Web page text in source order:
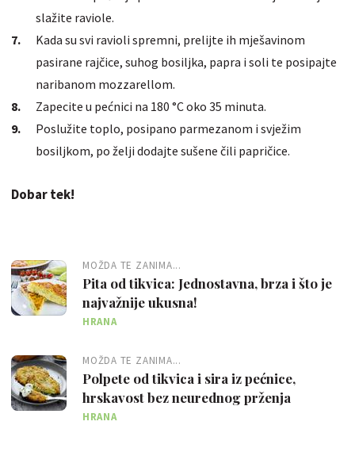
slažite raviole.
Kada su svi ravioli spremni, prelijte ih mješavinom
pasirane rajčice, suhog bosiljka, papra i soli te posipajte
naribanom mozzarellom.
Zapecite u pećnici na 180 °C oko 35 minuta.
Poslužite toplo, posipano parmezanom i svježim
bosiljkom, po želji dodajte sušene čili papričice.
Dobar tek!
MOŽDA TE ZANIMA...
Pita od tikvica: Jednostavna, brza i što je
najvažnije ukusna!
HRANA
MOŽDA TE ZANIMA...
Polpete od tikvica i sira iz pećnice,
hrskavost bez neurednog prženja
HRANA